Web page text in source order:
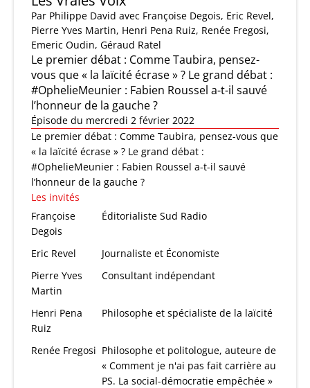
Par Philippe David avec Françoise Degois, Eric Revel,
Pierre Yves Martin, Henri Pena Ruiz, Renée Fregosi,
Emeric Oudin, Géraud Ratel
Le premier débat : Comme Taubira, pensez-
vous que « la laïcité écrase » ? Le grand débat :
#OphelieMeunier : Fabien Roussel a-t-il sauvé
l’honneur de la gauche ?
Épisode du mercredi 2 février 2022
Le premier débat : Comme Taubira, pensez-vous que
« la laïcité écrase » ? Le grand débat :
#OphelieMeunier : Fabien Roussel a-t-il sauvé
l’honneur de la gauche ?
Les invités
Françoise
Degois
Éditorialiste Sud Radio
Eric Revel
Journaliste et Économiste
Pierre Yves
Martin
Consultant indépendant
Henri Pena
Ruiz
Philosophe et spécialiste de la laïcité
Renée Fregosi Philosophe et politologue, auteure de
« Comment je n'ai pas fait carrière au
PS. La social-démocratie empêchée »